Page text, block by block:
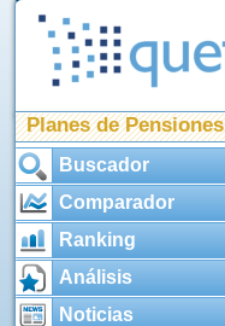
Planes de Pensiones
Buscador
Comparador
Ranking
Análisis
Noticias